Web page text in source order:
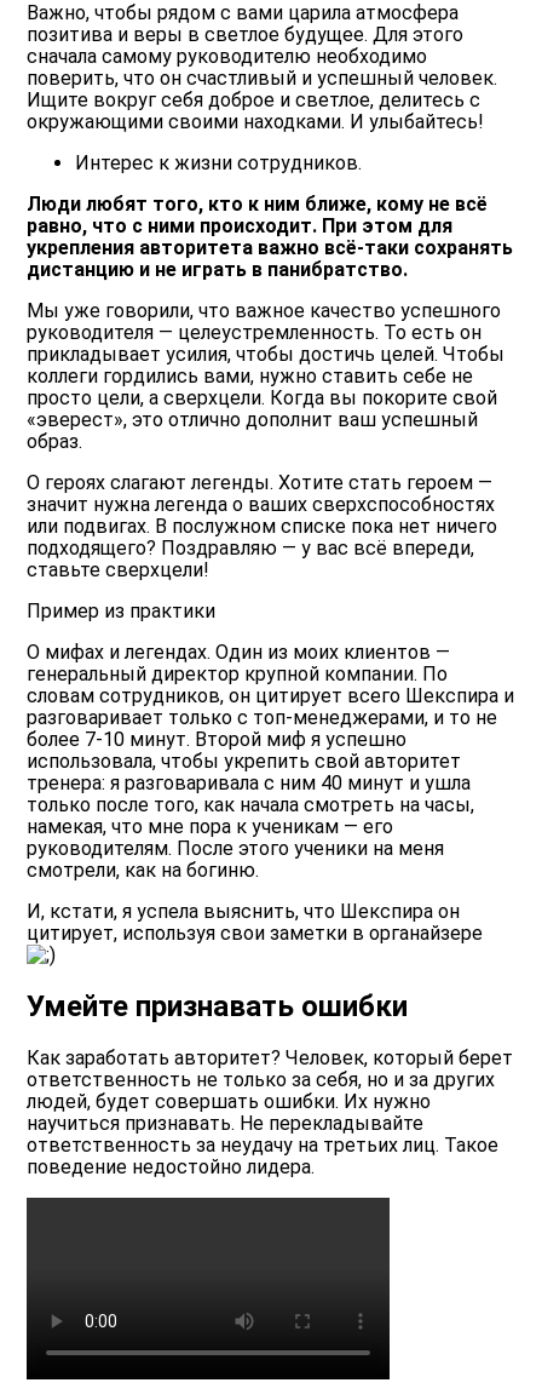
Важно, чтобы рядом с вами царила атмосфера
позитива и веры в светлое будущее. Для этого
сначала самому руководителю необходимо
поверить, что он счастливый и успешный человек.
Ищите вокруг себя доброе и светлое, делитесь с
окружающими своими находками. И улыбайтесь!
Интерес к жизни сотрудников.
Люди любят того, кто к ним ближе, кому не всё
равно, что с ними происходит. При этом для
укрепления авторитета важно всё-таки сохранять
дистанцию и не играть в панибратство.
Мы уже говорили, что важное качество успешного
руководителя — целеустремленность. То есть он
прикладывает усилия, чтобы достичь целей. Чтобы
коллеги гордились вами, нужно ставить себе не
просто цели, а сверхцели. Когда вы покорите свой
«эверест», это отлично дополнит ваш успешный
образ.
О героях слагают легенды. Хотите стать героем —
значит нужна легенда о ваших сверхспособностях
или подвигах. В послужном списке пока нет ничего
подходящего? Поздравляю — у вас всё впереди,
ставьте сверхцели!
Пример из практики
О мифах и легендах. Один из моих клиентов —
генеральный директор крупной компании. По
словам сотрудников, он цитирует всего Шекспира и
разговаривает только с топ-менеджерами, и то не
более 7-10 минут. Второй миф я успешно
использовала, чтобы укрепить свой авторитет
тренера: я разговаривала с ним 40 минут и ушла
только после того, как начала смотреть на часы,
намекая, что мне пора к ученикам — его
руководителям. После этого ученики на меня
смотрели, как на богиню.
И, кстати, я успела выяснить, что Шекспира он
цитирует, используя свои заметки в органайзере
Умейте признавать ошибки
Как заработать авторитет? Человек, который берет
ответственность не только за себя, но и за других
людей, будет совершать ошибки. Их нужно
научиться признавать. Не перекладывайте
ответственность за неудачу на третьих лиц. Такое
поведение недостойно лидера.